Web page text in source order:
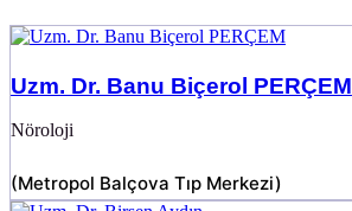
Uzm. Dr. Banu Biçerol PERÇEM
Nöroloji
(Metropol Balçova Tıp Merkezi)